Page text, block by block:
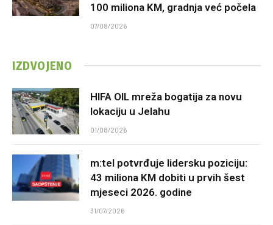
100 miliona KM, gradnja već počela
07/08/2026
IZDVOJENO
HIFA OIL mreža bogatija za novu
lokaciju u Jelahu
01/08/2026
m:tel potvrđuje lidersku poziciju:
43 miliona KM dobiti u prvih šest
mjeseci 2026. godine
31/07/2026